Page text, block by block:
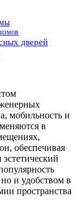
дверей
мобильность и
в
обеспечивая
и удобством в
пространства